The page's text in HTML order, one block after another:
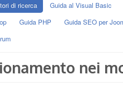
di ricerca
Guida al Visual Basic
Guida PHP Guida SEO per
nei